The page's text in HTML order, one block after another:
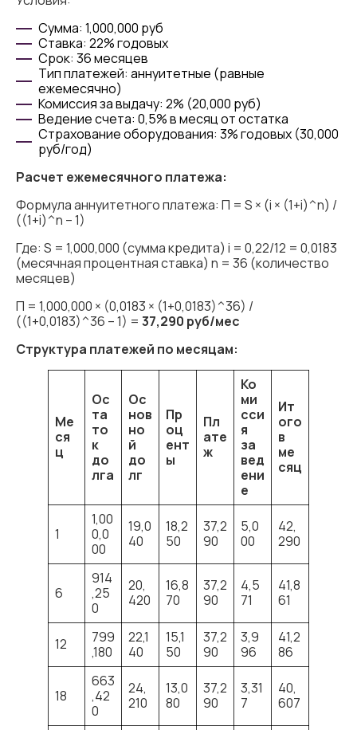
Сумма: 1,000,000 руб
Ставка: 22% годовых
Срок: 36 месяцев
Тип платежей: аннуитетные (равные
ежемесячно)
Комиссия за выдачу: 2% (20,000 руб)
Ведение счета: 0,5% в месяц от остатка
Страхование оборудования: 3% годовых (30,000
руб/год)
Расчет ежемесячного платежа:
Формула аннуитетного платежа: П = S × (i × (1+i)^n) /
((1+i)^n – 1)
Где: S = 1,000,000 (сумма кредита) i = 0,22/12 = 0,0183
(месячная процентная ставка) n = 36 (количество
месяцев)
П = 1,000,000 × (0,0183 × (1+0,0183)^36) /
((1+0,0183)^36 – 1) = 37,290 руб/мес
Структура платежей по месяцам:
Ме
ся
ц
Ос
та
то
к
до
лга
Ос
нов
но
й
до
лг
Пр
оц
ент
ы
Пл
ате
ж
Ко
ми
сси
я
за
вед
ени
е
Ит
ого
в
ме
сяц
1
1,00
0,0
00
19,0
40
18,2
50
37,2
90
5,0
00
42,
290
6
914
,25
0
20,
420
16,8
70
37,2
90
4,5
71
41,8
61
12
799
,180
22,1
40
15,1
50
37,2
90
3,9
96
41,2
86
18
663
,42
0
24,
210
13,0
80
37,2
90
3,31
7
40,
607